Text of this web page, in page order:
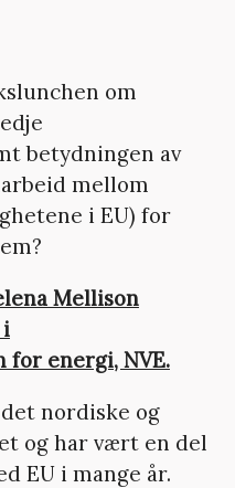
om
betydningen av
mellom
i EU) for
Mellison
i
for energi, NVE.
nordiske og
og har vært en del
EU i mange år.